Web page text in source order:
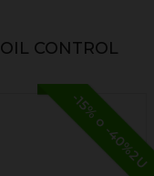
CONTROL
-15% o -40%2U